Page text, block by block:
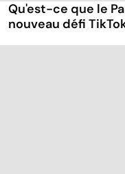
Qu'est-ce que le
nouveau défi